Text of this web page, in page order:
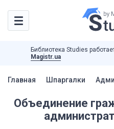
Библиотека Studies
Magistr.ua
Главная Шпаргалки
Объединение